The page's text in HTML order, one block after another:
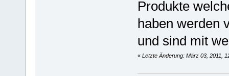
Produkte
haben werden
und sind mit
« Letzte Änderung: März 03, 2011,